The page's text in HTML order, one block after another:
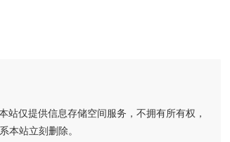
仅提供信息存储空间服务，不拥有所有权，
本站立刻删除。